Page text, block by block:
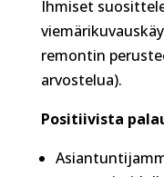
Ihmiset
remontin
arvostelua).
Positiivista